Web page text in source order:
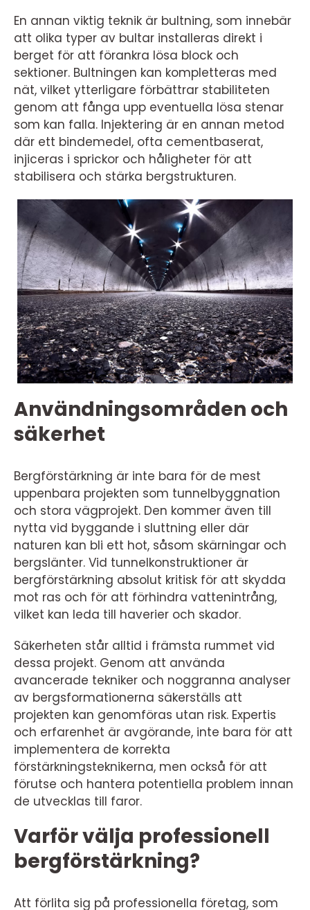
En annan viktig teknik är bultning, som innebär
att olika typer av bultar installeras direkt i
berget för att förankra lösa block och
sektioner. Bultningen kan kompletteras med
nät, vilket ytterligare förbättrar stabiliteten
genom att fånga upp eventuella lösa stenar
som kan falla. Injektering är en annan metod
där ett bindemedel, ofta cementbaserat,
injiceras i sprickor och håligheter för att
stabilisera och stärka bergstrukturen.
Användningsområden och
säkerhet
Bergförstärkning är inte bara för de mest
uppenbara projekten som tunnelbyggnation
och stora vägprojekt. Den kommer även till
nytta vid byggande i sluttning eller där
naturen kan bli ett hot, såsom skärningar och
bergslänter. Vid tunnelkonstruktioner är
bergförstärkning absolut kritisk för att skydda
mot ras och för att förhindra vattenintrång,
vilket kan leda till haverier och skador.
Säkerheten står alltid i främsta rummet vid
dessa projekt. Genom att använda
avancerade tekniker och noggranna analyser
av bergsformationerna säkerställs att
projekten kan genomföras utan risk. Expertis
och erfarenhet är avgörande, inte bara för att
implementera de korrekta
förstärkningsteknikerna, men också för att
förutse och hantera potentiella problem innan
de utvecklas till faror.
Varför välja professionell
bergförstärkning?
Att förlita sig på professionella företag, som